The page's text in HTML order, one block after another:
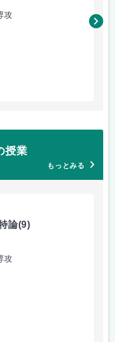
攻
森
授業
もっとみる
論(9)
攻